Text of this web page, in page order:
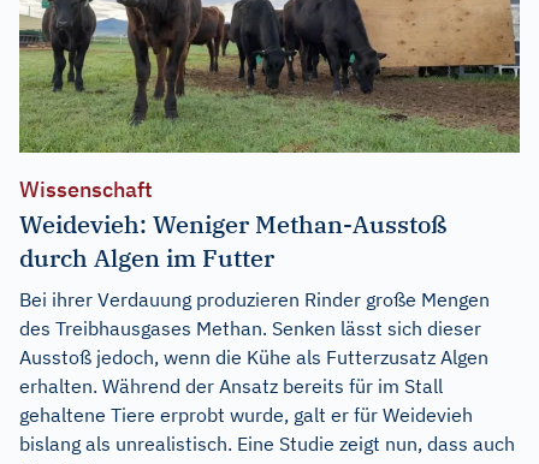
Wissenschaft
Weidevieh: Weniger Methan-Ausstoß
durch Algen im Futter
Bei ihrer Verdauung produzieren Rinder große Mengen
des Treibhausgases Methan. Senken lässt sich dieser
Ausstoß jedoch, wenn die Kühe als Futterzusatz Algen
erhalten. Während der Ansatz bereits für im Stall
gehaltene Tiere erprobt wurde, galt er für Weidevieh
bislang als unrealistisch. Eine Studie zeigt nun, dass auch